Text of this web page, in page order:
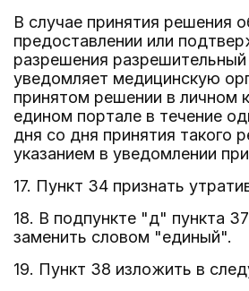
В случае принятия решения
предоставлении или
разрешения разрешительный
уведомляет медицинскую
принятом решении в личном
едином портале в течение
дня со дня принятия такого
указанием в уведомлении
17. Пункт 34 признать
18. В подпункте "д" пункта
заменить словом "единый".
19. Пункт 38 изложить в